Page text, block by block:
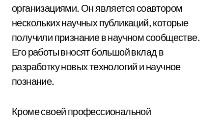
организациями. Он является соавтором
нескольких научных публикаций, которые
получили признание в научном сообществе.
Его работы вносят большой вклад в
разработку новых технологий и научное
познание.
Кроме своей профессиональной